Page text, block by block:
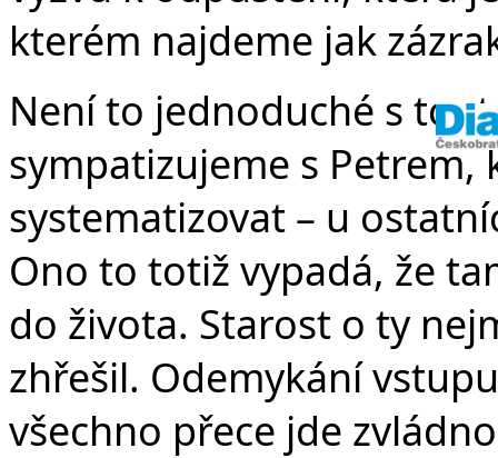
kterém najdeme jak
Není to jednoduché s
sympatizujeme s Petrem,
systematizovat – u
Ono to totiž vypadá, že
do života. Starost o ty
zhřešil. Odemykání
všechno přece jde